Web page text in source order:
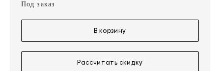
Под заказ
В корзину
Рассчитать скидку